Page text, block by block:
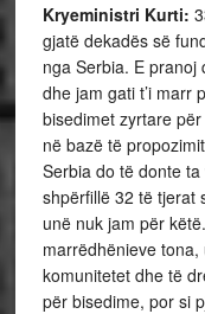
Kryeministri Kurti:
gjatë dekadës së
nga Serbia. E
dhe jam gati t’i marr
bisedimet zyrtare
në bazë të
Serbia do të donte
shpërfillë 32 të tjerat
unë nuk jam për
marrëdhënieve
komunitetet dhe të
për bisedime, por si